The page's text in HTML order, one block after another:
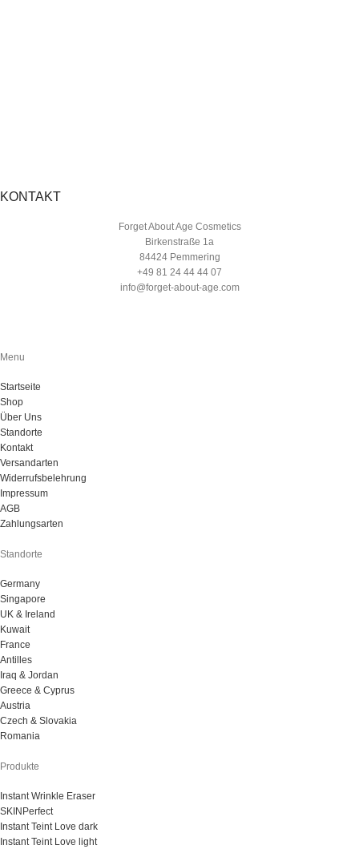
KONTAKT
Forget About Age Cosmetics
Birkenstraße 1a
84424 Pemmering
+49 81 24 44 44 07
info@forget-about-age.com
Menu
Startseite
Shop
Über Uns
Standorte
Kontakt
Versandarten
Widerrufsbelehrung
Impressum
AGB
Zahlungsarten
Standorte
Germany
Singapore
UK & Ireland
Kuwait
France
Antilles
Iraq & Jordan
Greece & Cyprus
Austria
Czech & Slovakia
Romania
Produkte
Instant Wrinkle Eraser
SKINPerfect
Instant Teint Love dark
Instant Teint Love light